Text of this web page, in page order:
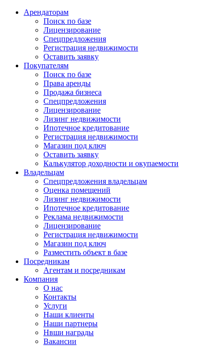
Арендаторам
Поиск по базе
Лицензирование
Спецпредложения
Регистрация недвижимости
Оставить заявку
Покупателям
Поиск по базе
Права аренды
Продажа бизнеса
Спецпредложения
Лицензирование
Лизинг недвижимости
Ипотечное кредитование
Регистрация недвижимости
Магазин под ключ
Оставить заявку
Калькулятор доходности и окупаемости
Владельцам
Спецпредложения владельцам
Оценка помещений
Лизинг недвижимости
Ипотечное кредитование
Реклама недвижимости
Лицензирование
Регистрация недвижимости
Магазин под ключ
Разместить объект в базе
Посредникам
Агентам и посредникам
Компания
О нас
Контакты
Услуги
Наши клиенты
Наши партнеры
Нвши награды
Вакансии